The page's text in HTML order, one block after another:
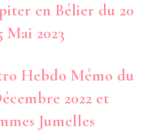
en Bélier du 20
Mai 2023
Hebdo Mémo du
2022 et
Jumelles